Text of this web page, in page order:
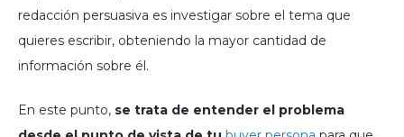
redacción persuasiva es investigar sobre el tema que
quieres escribir, obteniendo la mayor cantidad de
información sobre él.
En este punto, se trata de entender el problema